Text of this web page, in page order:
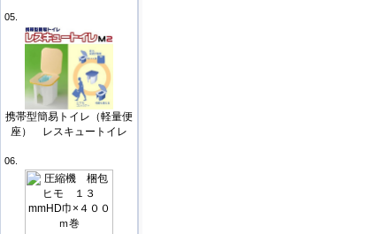
05.
携帯型簡易トイレ（軽量便
座） レスキュートイレ
06.